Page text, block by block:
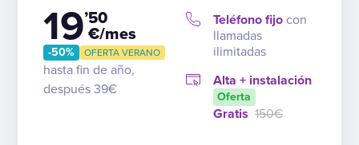
19’50
€/mes
-50% OFERTA VERANO
hasta fin de año,
después 39€
Teléfono fijo con
llamadas
ilimitadas
Alta + instalación
Oferta
Gratis 150€